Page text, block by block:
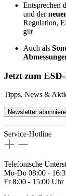
Entsprechen
und der
Regulation,
gilt
Auch als
Jetzt zum
Tipps, News &
Newsletter
Service-Hotline
Telefonische
Mo-Do 08:00 -
Fr 8:00 - 15:00 Uhr